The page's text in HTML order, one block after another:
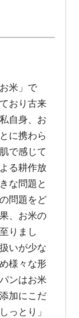
米」で
おり古来
自身、お
に携わら
で感じて
る耕作放
な問題と
問題をど
、お米の
りまし
いが少な
様々な形
ンはお米
加にこだ
っとり」